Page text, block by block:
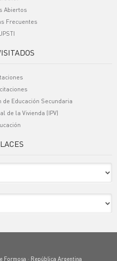
Abiertos
Frecuentes
Educación Secundaria
de la Vivienda (IPV)
· República Argentina